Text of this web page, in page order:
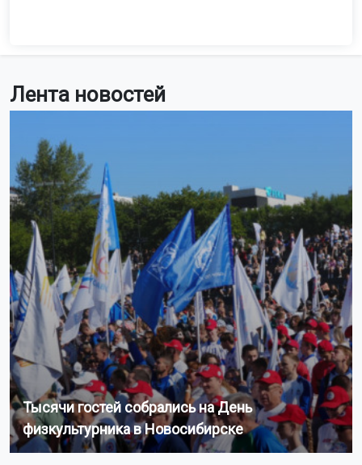
Лента новостей
Тысячи гостей собрались на День
физкультурника в Новосибирске